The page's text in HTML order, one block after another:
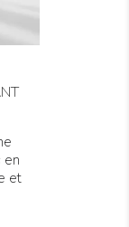
en
et